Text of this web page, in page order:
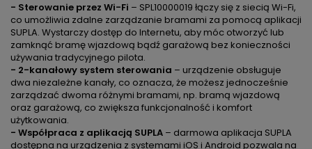
- Sterowanie przez Wi-Fi – SPL10000019 łączy się z siecią Wi-Fi,
co umożliwia zdalne zarządzanie bramami za pomocą aplikacji
SUPLA. Wystarczy dostęp do Internetu, aby móc otworzyć lub
zamknąć bramę wjazdową bądź garażową bez konieczności
używania tradycyjnego pilota.
- 2-kanałowy system sterowania – urządzenie obsługuje
dwa niezależne kanały, co oznacza, że możesz jednocześnie
zarządzać dwoma różnymi bramami, np. bramą wjazdową
oraz garażową, co zwiększa funkcjonalność i komfort
użytkowania.
- Współpraca z aplikacją SUPLA – darmowa aplikacja SUPLA
dostępna na urządzenia z systemami iOS i Android pozwala na